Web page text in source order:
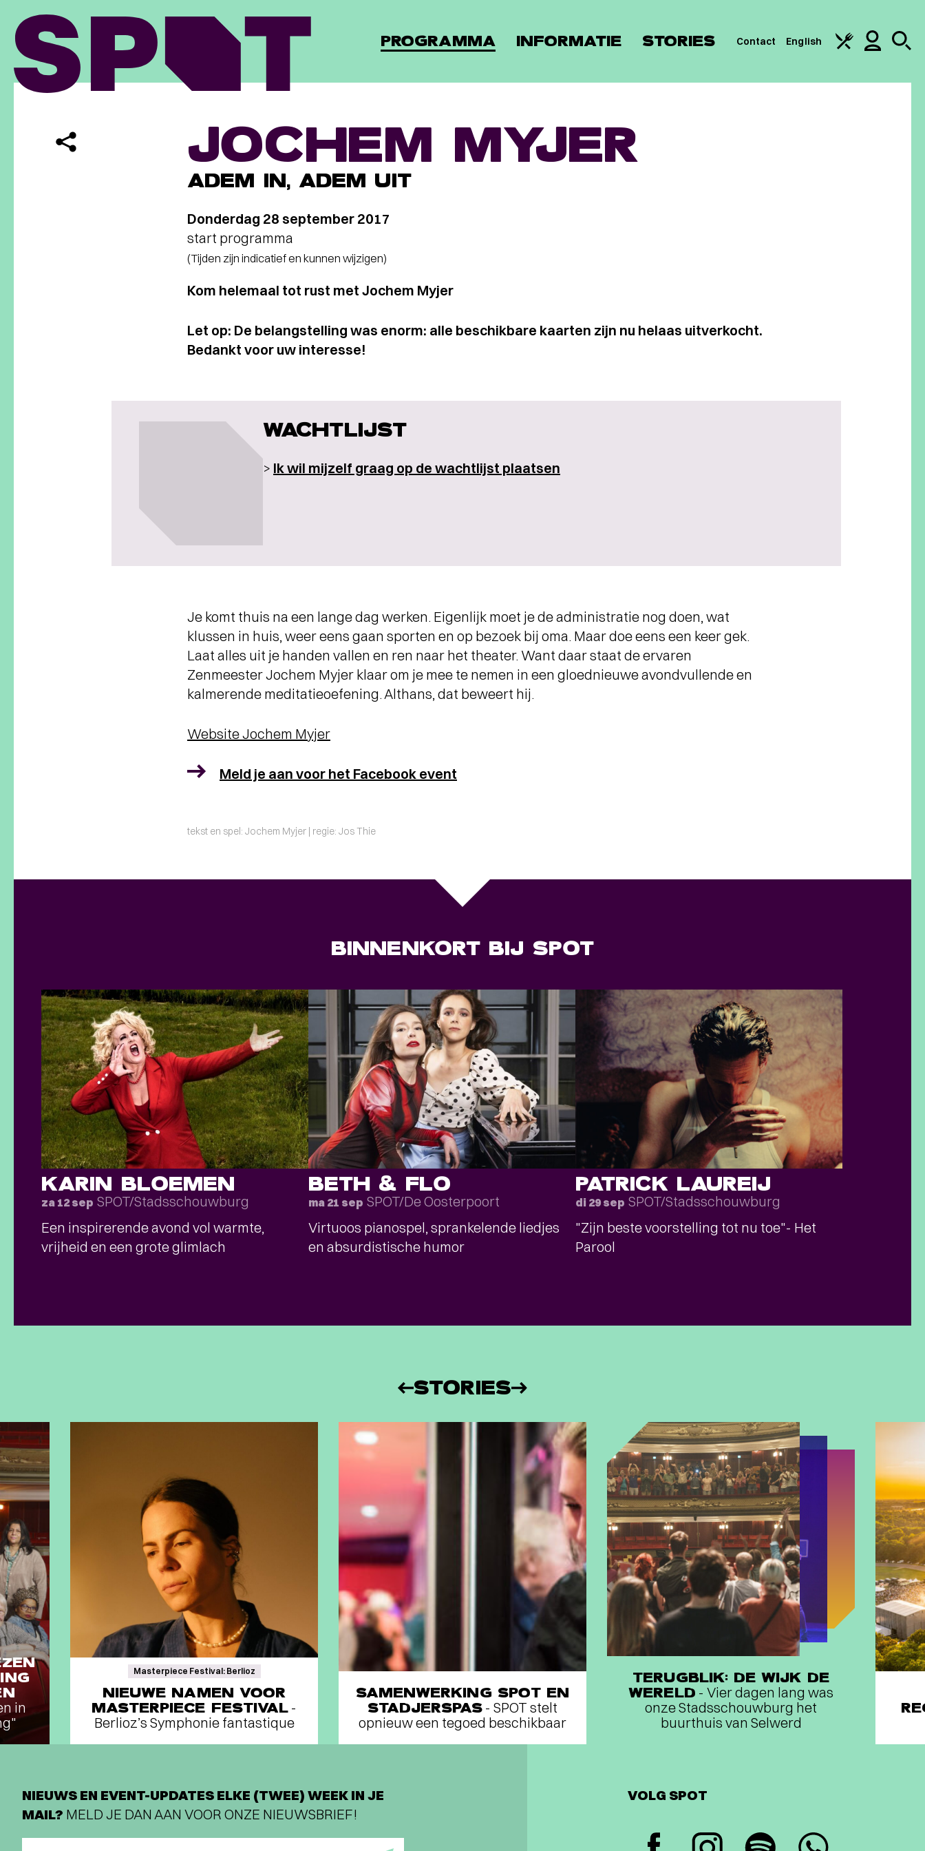
PROGRAMMA INFORMATIE STORIES Contact English
JOCHEM MYJER
ADEM IN, ADEM UIT
Donderdag 28 september 2017
start programma
(Tijden zijn indicatief en kunnen wijzigen)
Kom helemaal tot rust met Jochem Myjer
Let op: De belangstelling was enorm: alle beschikbare kaarten zijn nu helaas uitverkocht.
Bedankt voor uw interesse!
WACHTLIJST
> Ik wil mijzelf graag op de wachtlijst plaatsen
Je komt thuis na een lange dag werken. Eigenlijk moet je de administratie nog doen, wat
klussen in huis, weer eens gaan sporten en op bezoek bij oma. Maar doe eens een keer gek.
Laat alles uit je handen vallen en ren naar het theater. Want daar staat de ervaren
Zenmeester Jochem Myjer klaar om je mee te nemen in een gloednieuwe avondvullende en
kalmerende meditatieoefening. Althans, dat beweert hij.
Website Jochem Myjer
Meld je aan voor het Facebook event
tekst en spel: Jochem Myjer | regie: Jos Thie
BINNENKORT BIJ SPOT
KARIN BLOEMEN
za 12 sep SPOT/Stadsschouwburg
Een inspirerende avond vol warmte,
vrijheid en een grote glimlach
BETH & FLO
ma 21 sep SPOT/De Oosterpoort
Virtuoos pianospel, sprankelende liedjes
en absurdistische humor
PATRICK LAUREIJ
di 29 sep SPOT/Stadsschouwburg
"Zijn beste voorstelling tot nu toe"- Het
Parool
STORIES
in
Masterpiece Festival: Berlioz
NIEUWE NAMEN VOOR
MASTERPIECE FESTIVAL -
Berlioz’s Symphonie fantastique
SAMENWERKING SPOT EN
STADJERSPAS - SPOT stelt
opnieuw een tegoed beschikbaar
TERUGBLIK: DE WIJK DE
WERELD - Vier dagen lang was
onze Stadsschouwburg het
buurthuis van Selwerd
NIEUWS EN EVENT-UPDATES ELKE (TWEE) WEEK IN JE
MAIL? MELD JE DAN AAN VOOR ONZE NIEUWSBRIEF!
VOLG SPOT